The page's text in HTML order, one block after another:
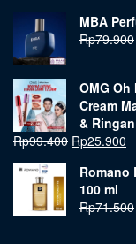
MBA
Rp79.900
OMG
Cream
& Ringan
Rp99.400 Rp25.900
Romano
100 ml
Rp71.500